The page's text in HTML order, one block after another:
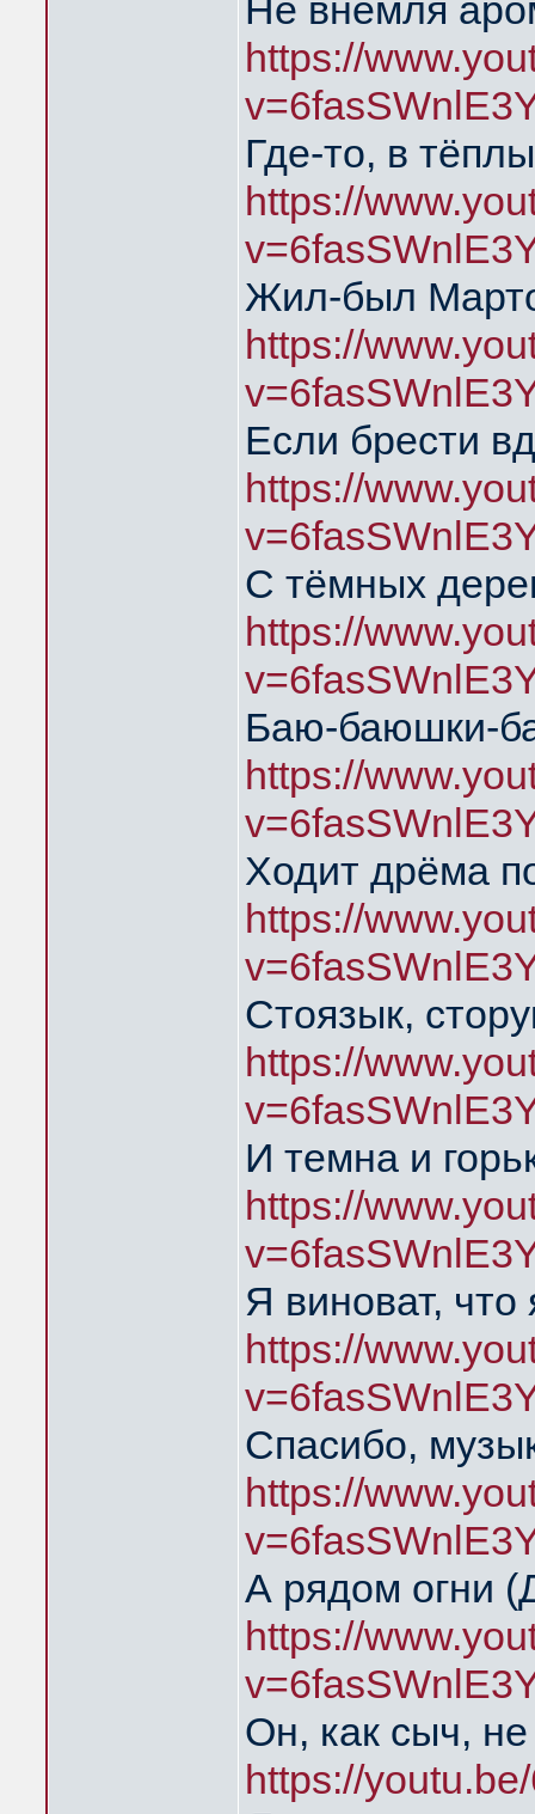
Не внемля
https://
Где-то, в
https://
Жил-был
https://
Если брести
https://
С тёмных
https://
Баю-баюшки-
https://
Ходит дрёма
https://
Стоязык,
https://
И темна и
https://
Я виноват,
https://
Спасибо,
https://
А рядом огни
https://
Он, как сыч,
https://